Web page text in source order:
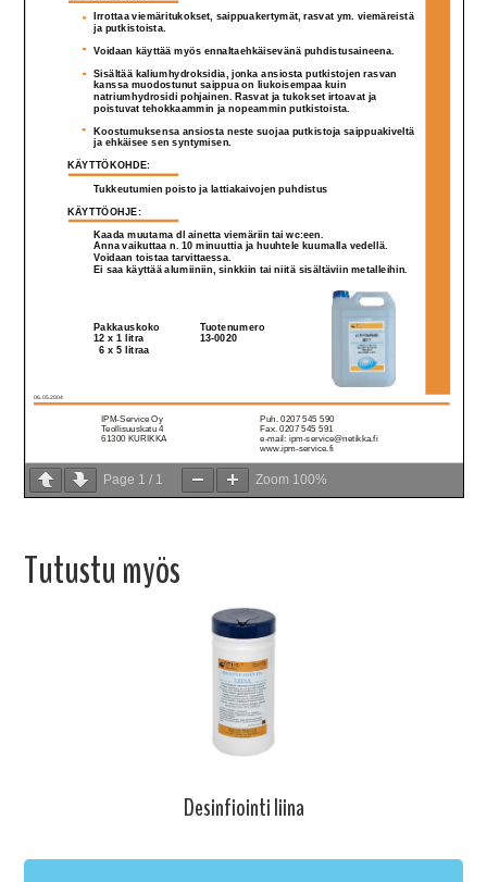
Page 1 / 1 Zoom 100%
Tutustu myös
Desinfiointi liina